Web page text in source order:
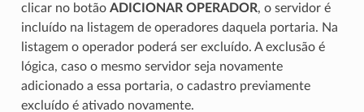
clicar no botão ADICIONAR OPERADOR, o servidor é
incluído na listagem de operadores daquela portaria. Na
listagem o operador poderá ser excluído. A exclusão é
lógica, caso o mesmo servidor seja novamente
adicionado a essa portaria, o cadastro previamente
excluído é ativado novamente.